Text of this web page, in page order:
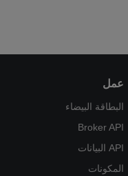
عمل
البطاقة البيضاء
Broker API
API البيانات
المكونات